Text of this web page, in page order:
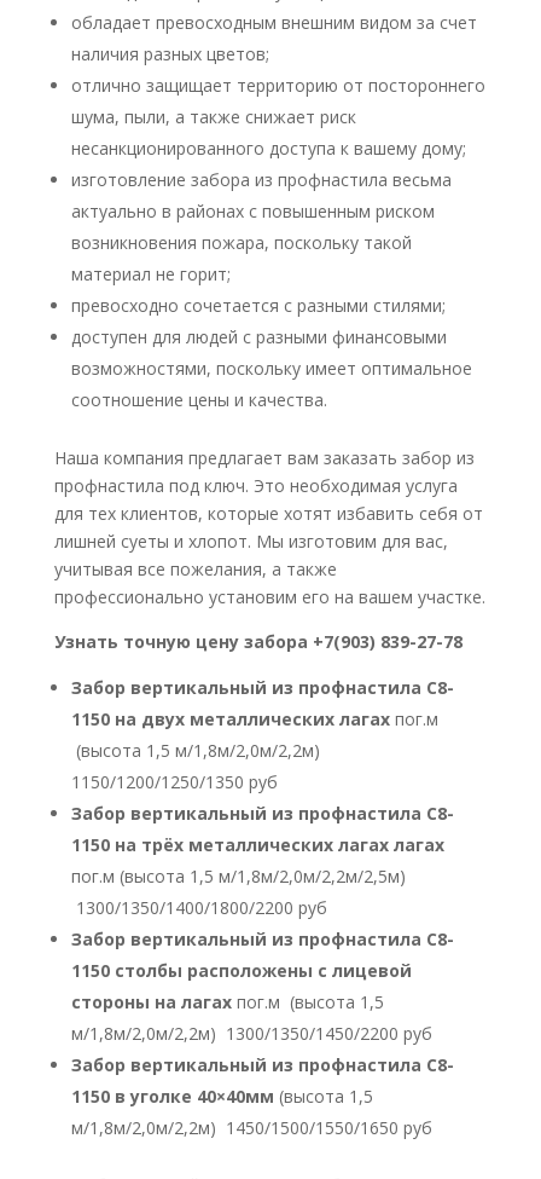
обладает превосходным внешним видом за счет
наличия разных цветов;
отлично защищает территорию от постороннего
шума, пыли, а также снижает риск
несанкционированного доступа к вашему дому;
изготовление забора из профнастила весьма
актуально в районах с повышенным риском
возникновения пожара, поскольку такой
материал не горит;
превосходно сочетается с разными стилями;
доступен для людей с разными финансовыми
возможностями, поскольку имеет оптимальное
соотношение цены и качества.
Наша компания предлагает вам заказать забор из
профнастила под ключ. Это необходимая услуга
для тех клиентов, которые хотят избавить себя от
лишней суеты и хлопот. Мы изготовим для вас,
учитывая все пожелания, а также
профессионально установим его на вашем участке.
Узнать точную цену забора +7(903) 839-27-78
Забор вертикальный из профнастила С8-
1150 на двух металлических лагах пог.м
(высота 1,5 м/1,8м/2,0м/2,2м)
1150/1200/1250/1350 руб
Забор вертикальный из профнастила С8-
1150 на трёх металлических лагах лагах
пог.м (высота 1,5 м/1,8м/2,0м/2,2м/2,5м)
1300/1350/1400/1800/2200 руб
Забор вертикальный из профнастила С8-
1150 столбы расположены с лицевой
стороны на лагахпог.м (высота 1,5
м/1,8м/2,0м/2,2м) 1300/1350/1450/2200 руб
Забор вертикальный из профнастила С8-
1150 в уголке 40×40мм (высота 1,5
м/1,8м/2,0м/2,2м) 1450/1500/1550/1650 руб